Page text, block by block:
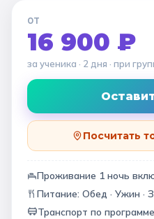
ОТ
16 900 ₽
за ученика · 2 дня · при
Посчитать
Проживание 1 ночь
Питание: Обед · Ужин ·
Транспорт по программе